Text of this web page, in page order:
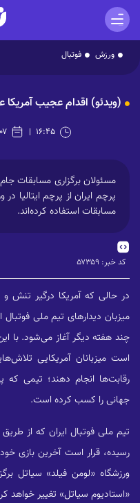
ورزش فوتبال
(ویدئو) اقدام عجیب
۱۶:۴۵
پرچم ایران از پرچم ایتالیا
مسابقات استفاده کرده‌اند.
کد خبر: ۵۷۳۵۹
در حالی که آمریکا درگیر تنش
میزبان دیدار‌های تیم ملی
چند هفته دیگر آغاز می‌شود. با
است میزبانان آمریکایی
رقابت‌ها انجام دهند؛ تیمی
جهانی را کسب کرده است.
ورزشگاه «لومن فیلد» سیاتل
«استادیوم سیاتل» تغییر خواهد